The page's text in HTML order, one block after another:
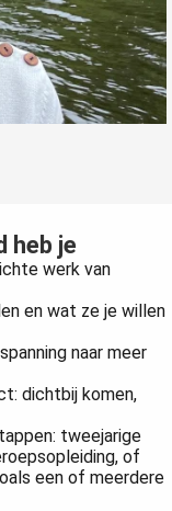
heb je
werk van
en wat ze je willen
naar meer
dichtbij komen,
tweejarige
of
een of meerdere